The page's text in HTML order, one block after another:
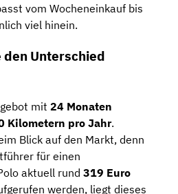
vom Wocheneinkauf bis
viel hinein.
Unterschied
mit 24 Monaten
Kilometern pro Jahr.
Blick auf den Markt, denn
für einen
aktuell rund 319 Euro
werden, liegt dieses